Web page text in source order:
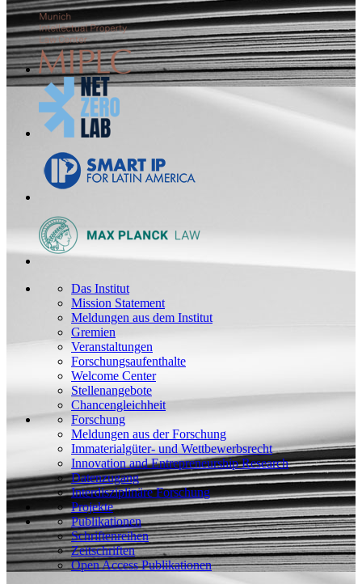
Das Institut
Mission Statement
Meldungen aus dem Institut
Gremien
Veranstaltungen
Forschungsaufenthalte
Welcome Center
Stellenangebote
Chancengleichheit
Forschung
Meldungen aus der Forschung
Immaterialgüter- und Wettbewerbsrecht
Innovation and Entrepreneurship Research
Datenzugang
Interdisziplinäre Forschung
Projekte
Publikationen
Schriftenreihen
Zeitschriften
Open Access Publikationen